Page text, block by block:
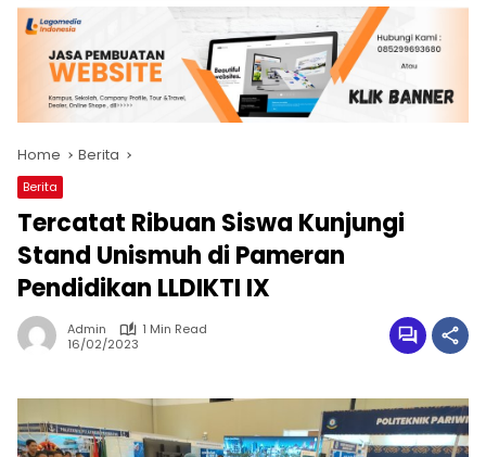
Home Berita
Berita
Tercatat Ribuan Siswa Kunjungi
Stand Unismuh di Pameran
Pendidikan LLDIKTI IX
Admin
1 Min Read
16/02/2023